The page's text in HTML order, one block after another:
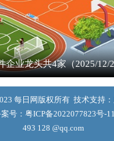
企业龙头共4家（2025/12/
每日网版权所有 技术支持
号： 粤ICP备2022077823号-11
493 128 @qq.com